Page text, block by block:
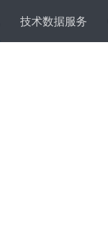
技术数据服务